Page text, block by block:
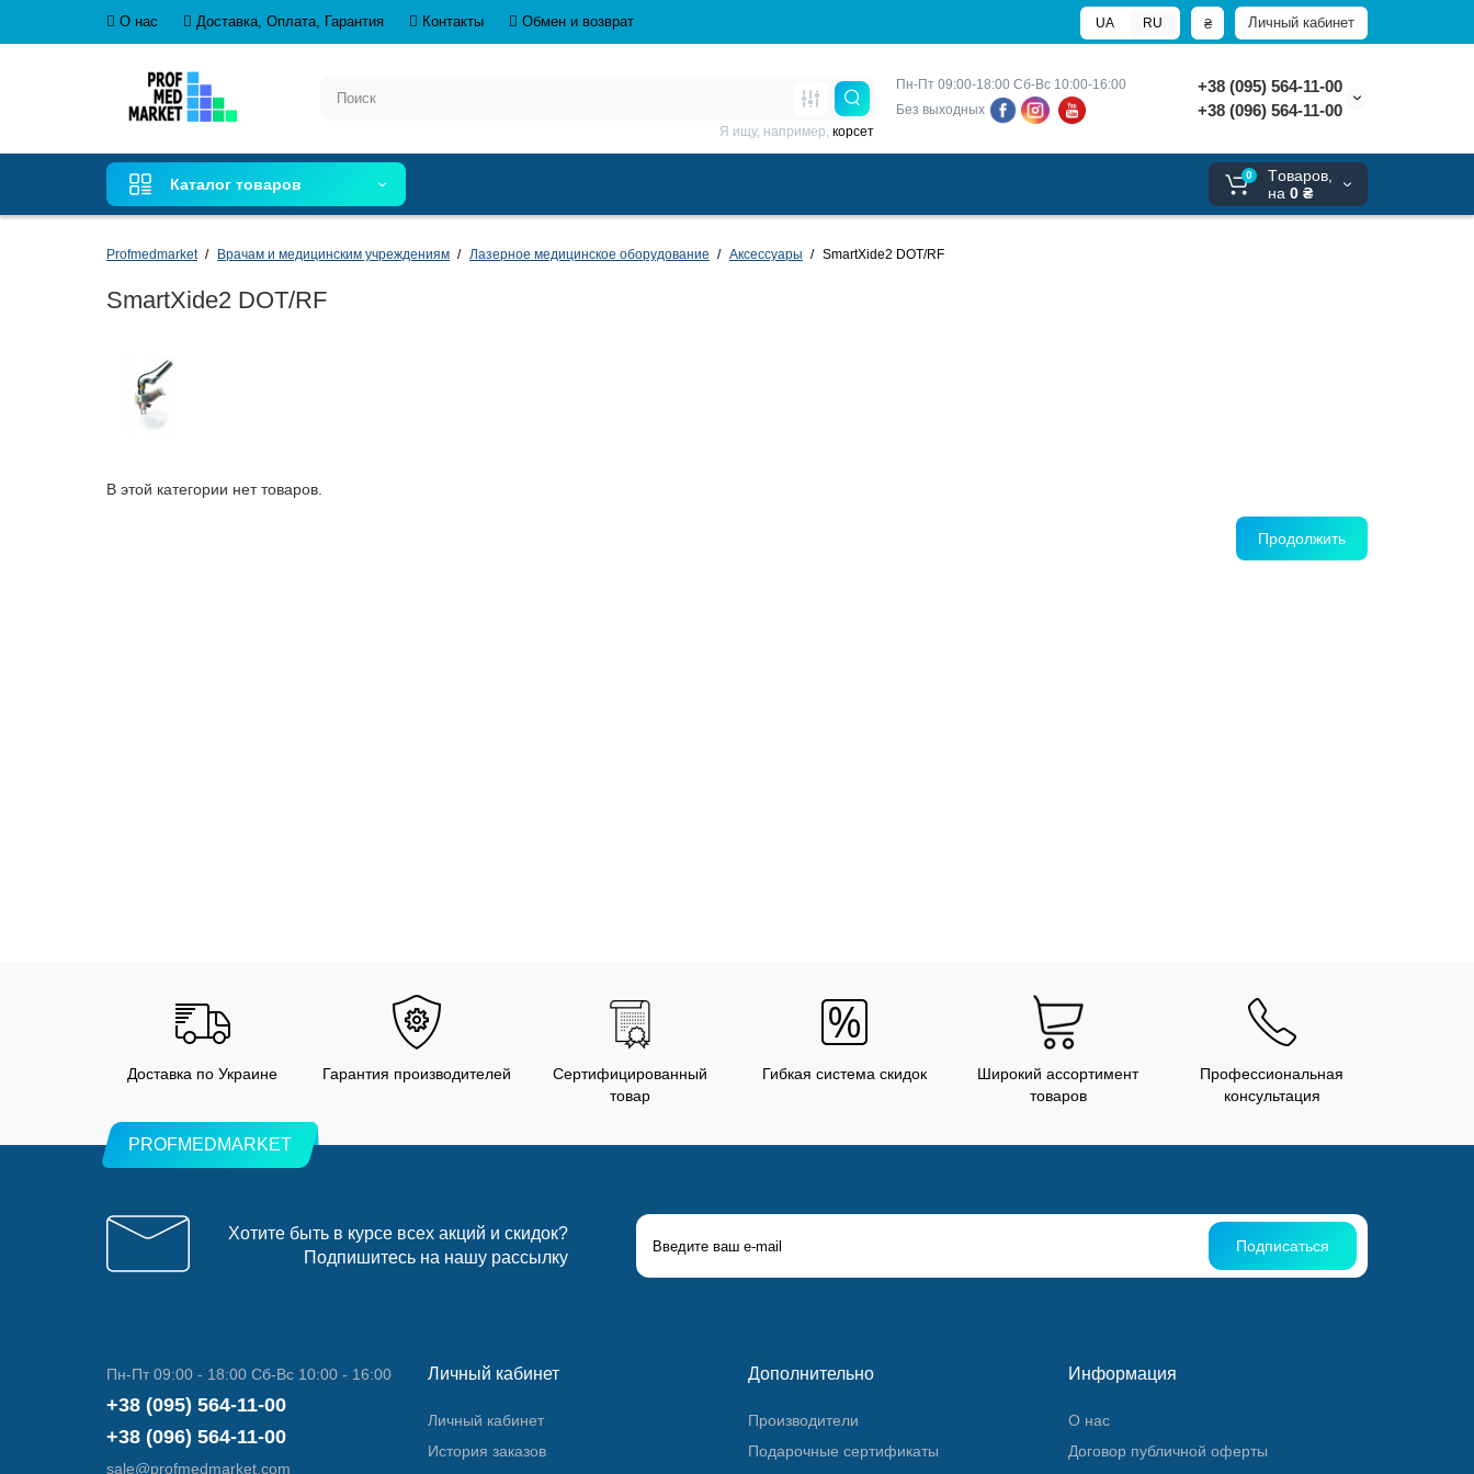
О нас Доставка, Оплата, Гарантия Контакты Обмен и возврат Личный кабинет
₴
UA RU
Пн-Пт 09:00-18:00 Сб-Вс 10:00-16:00
Без выходных
+38 (095) 564-11-00
+38 (096) 564-11-00
Я ищу, например, корсет
Каталог товаров
0
Tоваров,
на 0 ₴
Profmedmarket Врачам и медицинским учреждениям Лазерное медицинское оборудование Аксессуары SmartXide2 DOT/RF
SmartXide2 DOT/RF
В этой категории нет товаров.
Продолжить
Доставка по Украине Гарантия производителей
Сертифицированный
товар
Гибкая система скидок
Широкий ассортимент
товаров
Профессиональная
консультация
PROFMEDMARKET
Хотите быть в курсе всех акций и скидок?
Подпишитесь на нашу рассылку
Подписаться
Пн-Пт 09:00 - 18:00 Сб-Вс 10:00 - 16:00
+38 (095) 564-11-00
+38 (096) 564-11-00
sale@profmedmarket.com
Личный кабинет
Личный кабинет
История заказов
Дополнительно
Производители
Подарочные сертификаты
Информация
О нас
Договор публичной оферты